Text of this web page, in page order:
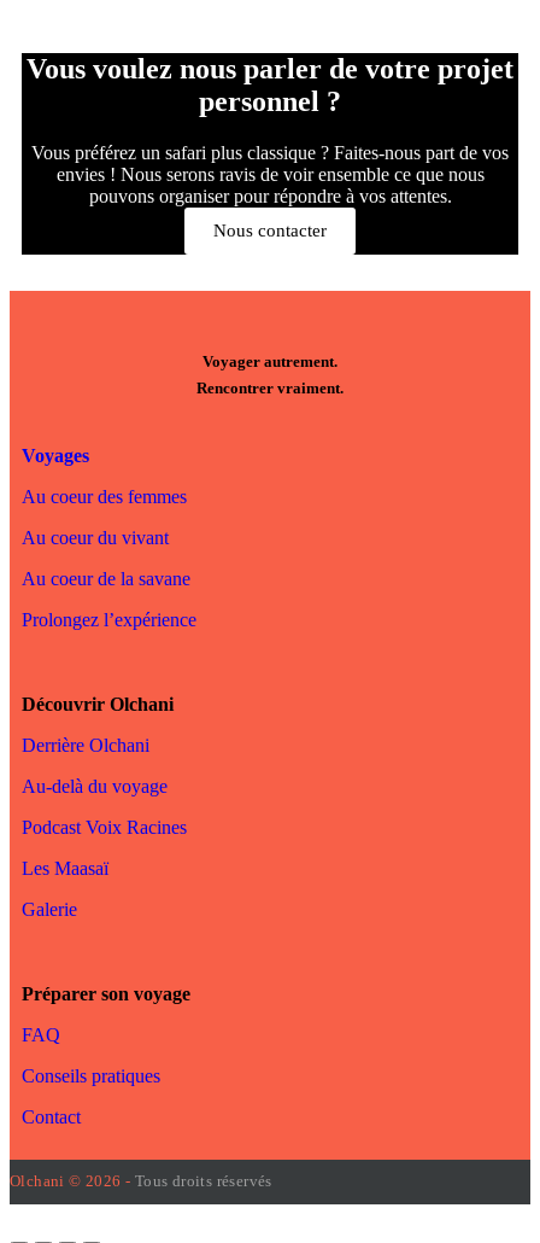
Vous voulez nous parler de votre projet
personnel ?
Vous préférez un safari plus classique ? Faites-nous part de vos
envies ! Nous serons ravis de voir ensemble ce que nous
pouvons organiser pour répondre à vos attentes.
Nous contacter
Voyager autrement.
Rencontrer vraiment.
Voyages
Au coeur des femmes
Au coeur du vivant
Au coeur de la savane
Prolongez l’expérience
Découvrir Olchani
Derrière Olchani
Au-delà du voyage
Podcast Voix Racines
Les Maasaï
Galerie
Préparer son voyage
FAQ
Conseils pratiques
Contact
Olchani © 2026 - Tous droits réservés